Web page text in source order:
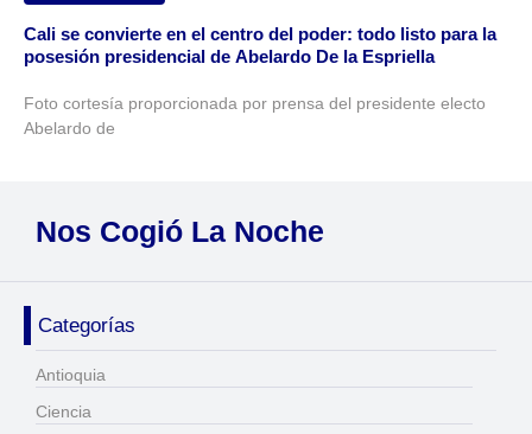
Cali se convierte en el centro del poder: todo listo para la
posesión presidencial de Abelardo De la Espriella
Foto cortesía proporcionada por prensa del presidente electo
Abelardo de
Nos Cogió La Noche
Categorías
Antioquia
Ciencia